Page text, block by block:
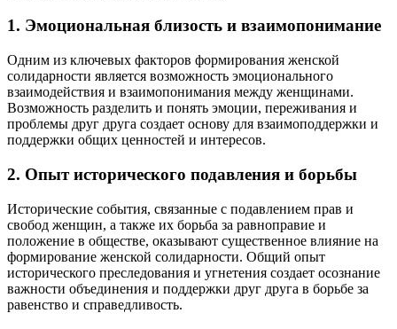
1. Эмоциональная близость и взаимопонимание
Одним из ключевых факторов формирования женской
солидарности является возможность эмоционального
взаимодействия и взаимопонимания между женщинами.
Возможность разделить и понять эмоции, переживания и
проблемы друг друга создает основу для взаимоподдержки и
поддержки общих ценностей и интересов.
2. Опыт исторического подавления и борьбы
Исторические события, связанные с подавлением прав и
свобод женщин, а также их борьба за равноправие и
положение в обществе, оказывают существенное влияние на
формирование женской солидарности. Общий опыт
исторического преследования и угнетения создает осознание
важности объединения и поддержки друг друга в борьбе за
равенство и справедливость.